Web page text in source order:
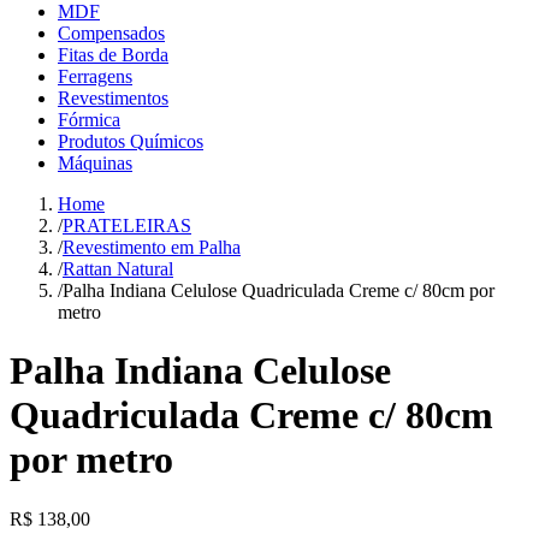
MDF
Compensados
Fitas de Borda
Ferragens
Revestimentos
Fórmica
Produtos Químicos
Máquinas
Home
/PRATELEIRAS
/Revestimento em Palha
/Rattan Natural
/Palha Indiana Celulose Quadriculada Creme c/ 80cm por
metro
Palha Indiana Celulose
Quadriculada Creme c/ 80cm
por metro
R$ 138,00